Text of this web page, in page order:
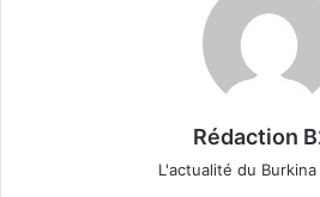
Rédaction
L'actualité du